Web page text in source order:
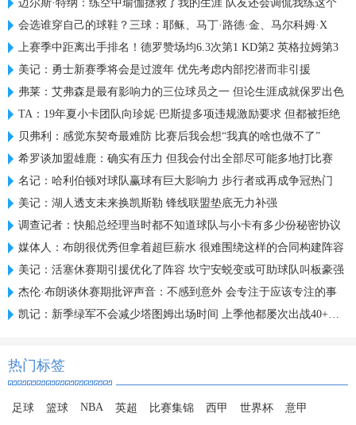
迈尔斯·特纳：练空中瑜伽拯救了我的生涯 队友还会调侃我练这个
会选谁穿自己的球鞋？三球：耶稣、马丁·路德·金、马尔科姆·X
上赛季中距离出手排名！德罗赞场均6.3次第1 KD第2 英格拉姆第3
美记：勇士新赛季将会是过渡年 优先考虑内部挖潜而非引援
弗莱：艾弗森是最有影响力的三位球员之一 但论生涯成就保罗出色
TA：19年夏小卡团队向珍妮·巴斯提多项违规激励要求 但都被拒绝
贝弗利：感觉东契奇最难防 比赛后我会想“我真的啥也做不了”
希罗谈加盟雄鹿：确实有压力 但我会付出全部尽可能多地打比赛
名记：哈利伯顿对球队赢球有巨大影响力 步行者或再成争冠热门
美记：湖人透支未来换凯斯勒 锋线联盟垫底无力补强
调查记者：快船总经理当时都不知道球队与小卡有多少份秘密协议
媒体人：布朗很优秀但拿着超巨薪水 很难围绕这样的合同构建阵容
美记：活塞休赛期引援优化了阵容 坎宁安蜕变或可助球队叫板豪强
杰伦·布朗谈休赛期批评声音：不感到意外 会专注于应该专注的事
凯记：新季绿军不会减少塔图姆出场时间 上季他都屡次出战40+分钟
热门标签
足球 篮球 NBA 英超 比赛集锦 西甲 世界杯 意甲